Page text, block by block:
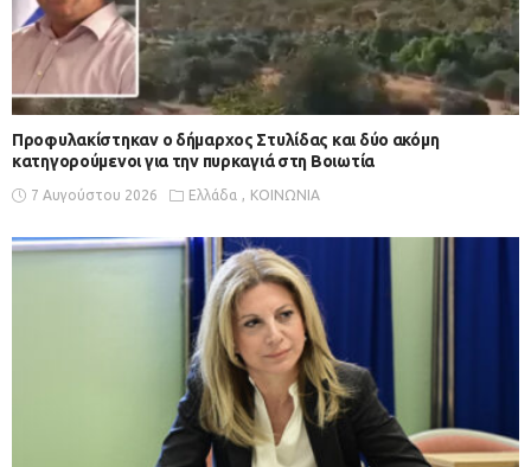
Προφυλακίστηκαν ο δήμαρχος Στυλίδας και δύο ακόμη
κατηγορούμενοι για την πυρκαγιά στη Βοιωτία
7 Αυγούστου 2026 Ελλάδα ΚΟΙΝΩΝΙΑ